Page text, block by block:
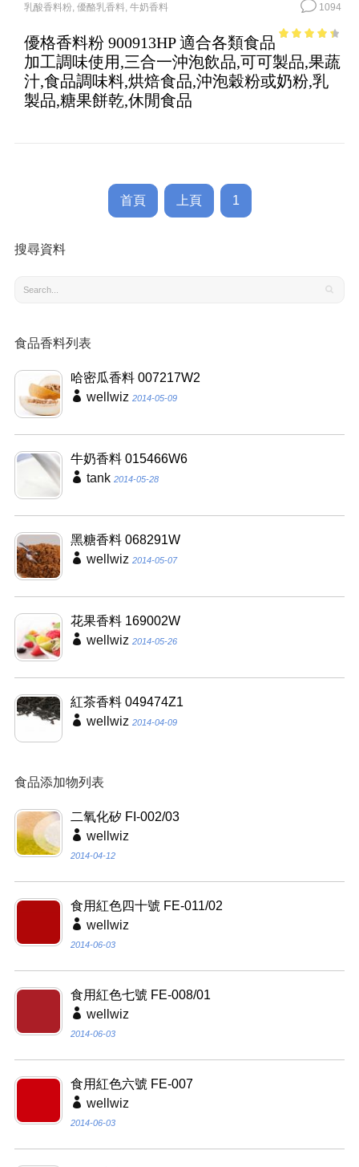
乳酸香料粉, 優酪乳香料, 牛奶香料 1094
of 5
優格香料粉 900913HP 適合各類食品
加工調味使用,三合一沖泡飲品,可可製品,果蔬
汁,食品調味料,烘焙食品,沖泡穀粉或奶粉,乳
製品,糖果餅乾,休閒食品
首頁 上頁 1
搜尋資料
食品香料列表
哈密瓜香料 007217W2
wellwiz 2014-05-09
牛奶香料 015466W6
tank 2014-05-28
黑糖香料 068291W
wellwiz 2014-05-07
花果香料 169002W
wellwiz 2014-05-26
紅茶香料 049474Z1
wellwiz 2014-04-09
食品添加物列表
二氧化矽 FI-002/03
wellwiz
2014-04-12
食用紅色四十號 FE-011/02
wellwiz
2014-06-03
食用紅色七號 FE-008/01
wellwiz
2014-06-03
食用紅色六號 FE-007
wellwiz
2014-06-03